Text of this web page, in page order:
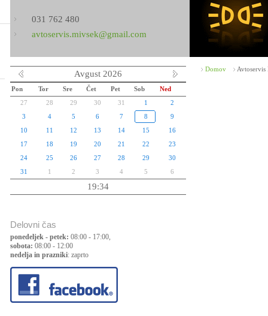
031 762 480
avtoservis.mivsek@gmail.com
Avgust 2026
Pon Tor Sre Čet Pet Sob Ned
27 28 29 30 31 1 2
3 4 5 6 7 8 9
10 11 12 13 14 15 16
17 18 19 20 21 22 23
24 25 26 27 28 29 30
31 1 2 3 4 5 6
19:34
Delovni čas
ponedeljek - petek: 08:00 - 17:00,
sobota: 08:00 - 12:00
nedelja in prazniki: zaprto
Domov Avtoservis